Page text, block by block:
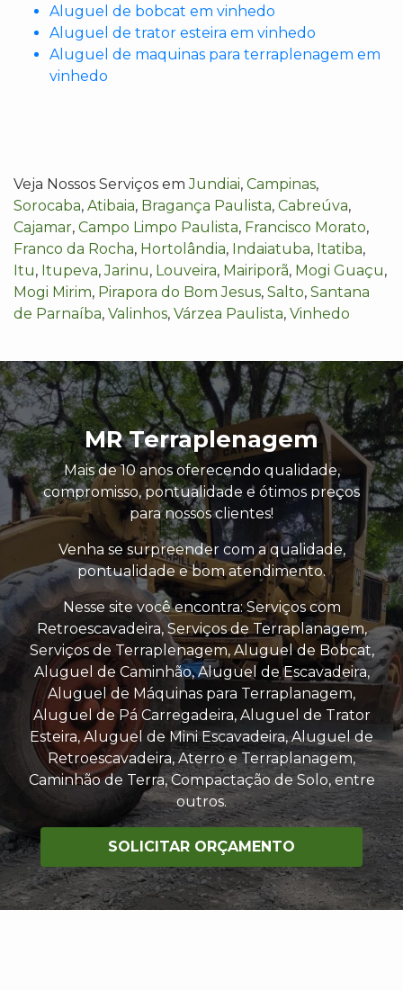
Aluguel de bobcat em vinhedo
Aluguel de trator esteira em vinhedo
Aluguel de maquinas para terraplenagem em
vinhedo
Veja Nossos Serviços emJundiai, Campinas,
Sorocaba, Atibaia, Bragança Paulista, Cabreúva,
Cajamar, Campo Limpo Paulista, Francisco Morato,
Franco da Rocha, Hortolândia, Indaiatuba, Itatiba,
Itu, Itupeva,Jarinu, Louveira, Mairiporã, Mogi Guaçu,
Mogi Mirim, Pirapora do Bom Jesus, Salto, Santana
de Parnaíba, Valinhos, Várzea Paulista, Vinhedo
MR Terraplenagem
Mais de 10 anos oferecendo qualidade,
compromisso, pontualidade e ótimos preços
para nossos clientes!
Venha se surpreender com a qualidade,
pontualidade e bom atendimento.
Nesse site você encontra: Serviços com
Retroescavadeira, Serviços de Terraplanagem,
Serviços de Terraplenagem, Aluguel de Bobcat,
Aluguel de Caminhão, Aluguel de Escavadeira,
Aluguel de Máquinas para Terraplanagem,
Aluguel de Pá Carregadeira, Aluguel de Trator
Esteira, Aluguel de Mini Escavadeira, Aluguel de
Retroescavadeira, Aterro e Terraplanagem,
Caminhão de Terra, Compactação de Solo, entre
outros.
SOLICITAR ORÇAMENTO